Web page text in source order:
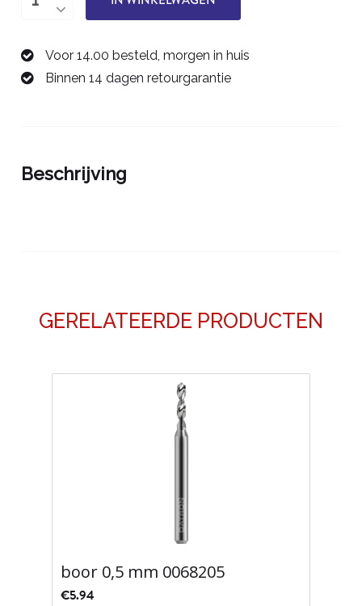
0068724
aantal
Voor 14.00 besteld, morgen in huis
Binnen 14 dagen retourgarantie
Beschrijving
GERELATEERDE PRODUCTEN
boor 0,5 mm 0068205
€5.94